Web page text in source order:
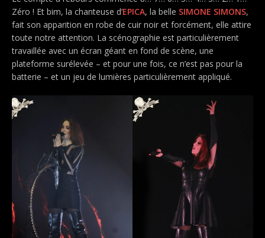
Zéro ! Et bim, la chanteuse d’EPICA, la belle SIMONE SIMONS,
fait son apparition en robe de cuir noir et forcément, elle attire
toute notre attention. La scénographie est particulièrement
travaillée avec un écran géant en fond de scène, une
plateforme surélevée – et pour une fois, ce n’est pas pour la
batterie – et un jeu de lumières particulièrement appliqué.